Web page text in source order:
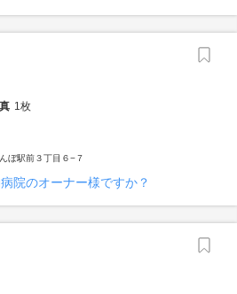
1枚
ぼ駅前３丁目６−７
院のオーナー様ですか？